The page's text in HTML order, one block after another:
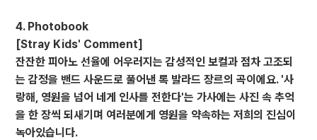
4. Photobook
[Stray Kids' Comment]
잔잔한 피아노 선율에 어우러지는 감성적인 보컬과 점차 고조되
는 감정을 밴드 사운드로 풀어낸 록 발라드 장르의 곡이에요. '사
랑해, 영원을 넘어 네게 인사를 전한다'는 가사에는 사진 속 추억
을 한 장씩 되새기며 여러분에게 영원을 약속하는 저희의 진심이
녹아있습니다.